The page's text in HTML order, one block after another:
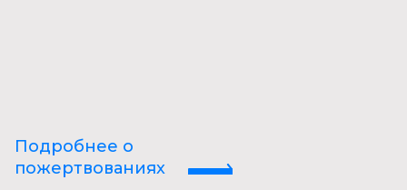
Подробнее о
пожертвованиях